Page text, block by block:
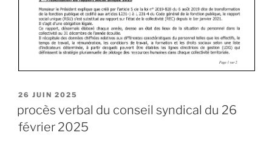
26 JUIN 2025
procès verbal du conseil syndical du 26
février 2025